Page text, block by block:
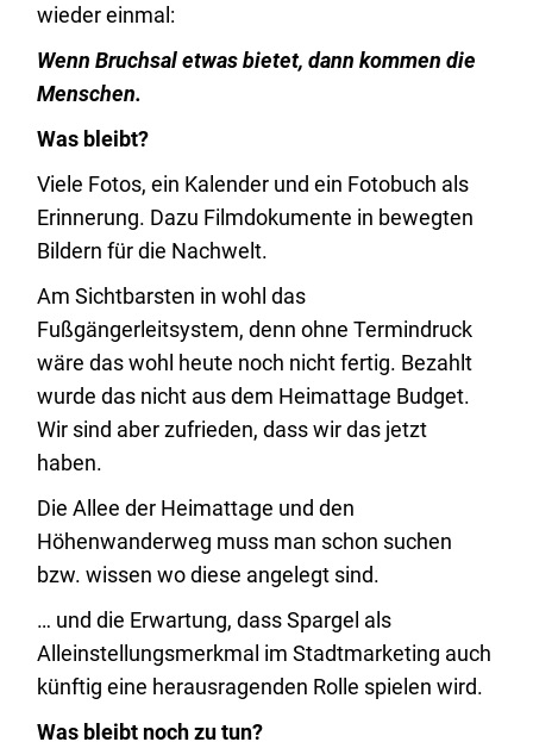
wieder einmal:
Wenn Bruchsal etwas bietet, dann kommen die
Menschen.
Was bleibt?
Viele Fotos, ein Kalender und ein Fotobuch als
Erinnerung. Dazu Filmdokumente in bewegten
Bildern für die Nachwelt.
Am Sichtbarsten in wohl das
Fußgängerleitsystem, denn ohne Termindruck
wäre das wohl heute noch nicht fertig. Bezahlt
wurde das nicht aus dem Heimattage Budget.
Wir sind aber zufrieden, dass wir das jetzt
haben.
Die Allee der Heimattage und den
Höhenwanderweg muss man schon suchen
bzw. wissen wo diese angelegt sind.
… und die Erwartung, dass Spargel als
Alleinstellungsmerkmal im Stadtmarketing auch
künftig eine herausragenden Rolle spielen wird.
Was bleibt noch zu tun?